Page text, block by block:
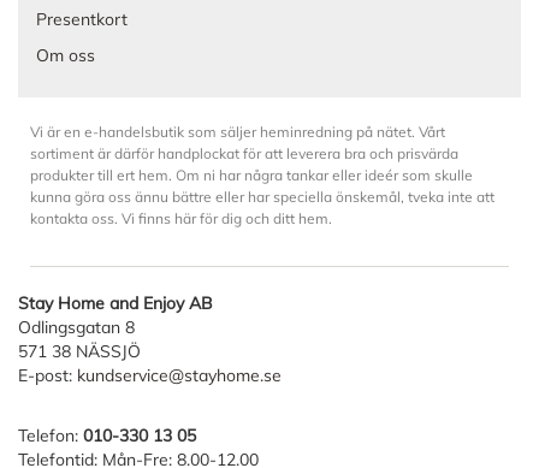
Presentkort
Om oss
Vi är en e-handelsbutik som säljer heminredning på nätet. Vårt
sortiment är därför handplockat för att leverera bra och prisvärda
produkter till ert hem. Om ni har några tankar eller ideér som skulle
kunna göra oss ännu bättre eller har speciella önskemål, tveka inte att
kontakta oss. Vi finns här för dig och ditt hem.
Stay Home and Enjoy AB
Odlingsgatan 8
571 38 NÄSSJÖ
E-post: kundservice@stayhome.se
Telefon: 010-330 13 05
Telefontid: Mån-Fre: 8.00-12.00